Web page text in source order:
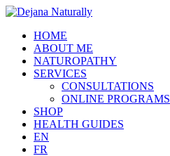
HOME
ABOUT ME
NATUROPATHY
SERVICES
CONSULTATIONS
ONLINE PROGRAMS
SHOP
HEALTH GUIDES
EN
FR